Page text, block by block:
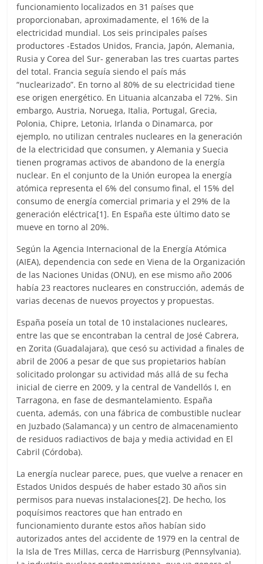
funcionamiento localizados en 31 países que
proporcionaban, aproximadamente, el 16% de la
electricidad mundial. Los seis principales países
productores -Estados Unidos, Francia, Japón, Alemania,
Rusia y Corea del Sur- generaban las tres cuartas partes
del total. Francia seguía siendo el país más
“nuclearizado”. En torno al 80% de su electricidad tiene
ese origen energético. En Lituania alcanzaba el 72%. Sin
embargo, Austria, Noruega, Italia, Portugal, Grecia,
Polonia, Chipre, Letonia, Irlanda o Dinamarca, por
ejemplo, no utilizan centrales nucleares en la generación
de la electricidad que consumen, y Alemania y Suecia
tienen programas activos de abandono de la energía
nuclear. En el conjunto de la Unión europea la energía
atómica representa el 6% del consumo final, el 15% del
consumo de energía comercial primaria y el 29% de la
generación eléctrica[1]. En España este último dato se
mueve en torno al 20%.
Según la Agencia Internacional de la Energía Atómica
(AIEA), dependencia con sede en Viena de la Organización
de las Naciones Unidas (ONU), en ese mismo año 2006
había 23 reactores nucleares en construcción, además de
varias decenas de nuevos proyectos y propuestas.
España poseía un total de 10 instalaciones nucleares,
entre las que se encontraban la central de José Cabrera,
en Zorita (Guadalajara), que cesó su actividad a finales de
abril de 2006 a pesar de que sus propietarios habían
solicitado prolongar su actividad más allá de su fecha
inicial de cierre en 2009, y la central de Vandellós I, en
Tarragona, en fase de desmantelamiento. España
cuenta, además, con una fábrica de combustible nuclear
en Juzbado (Salamanca) y un centro de almacenamiento
de residuos radiactivos de baja y media actividad en El
Cabril (Córdoba).
La energía nuclear parece, pues, que vuelve a renacer en
Estados Unidos después de haber estado 30 años sin
permisos para nuevas instalaciones[2]. De hecho, los
poquísimos reactores que han entrado en
funcionamiento durante estos años habían sido
autorizados antes del accidente de 1979 en la central de
la Isla de Tres Millas, cerca de Harrisburg (Pennsylvania).